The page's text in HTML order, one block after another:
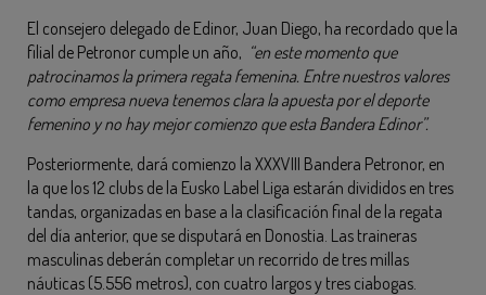
El consejero delegado de Edinor, Juan Diego, ha recordado que la
filial de Petronor cumple un año, “en este momento que
patrocinamos la primera regata femenina. Entre nuestros valores
como empresa nueva tenemos clara la apuesta por el deporte
femenino y no hay mejor comienzo que esta Bandera Edinor”.
Posteriormente, dará comienzo la XXXVIII Bandera Petronor, en
la que los 12 clubs de la Eusko Label Liga estarán divididos en tres
tandas, organizadas en base a la clasificación final de la regata
del día anterior, que se disputará en Donostia. Las traineras
masculinas deberán completar un recorrido de tres millas
náuticas (5.556 metros), con cuatro largos y tres ciabogas.